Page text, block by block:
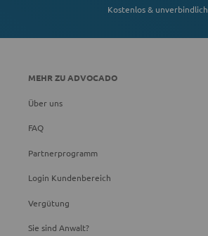
Kostenlos & unverbindlich
MEHR ZU ADVOCADO
Über uns
FAQ
Partnerprogramm
Login Kundenbereich
Vergütung
Sie sind Anwalt?